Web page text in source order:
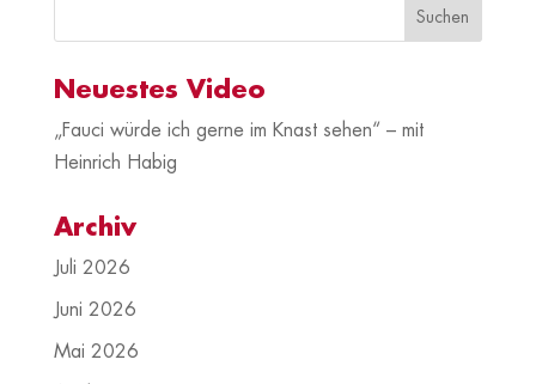
Neuestes Video
„Fauci würde ich gerne im Knast sehen“ – mit
Heinrich Habig
Archiv
Juli 2026
Juni 2026
Mai 2026